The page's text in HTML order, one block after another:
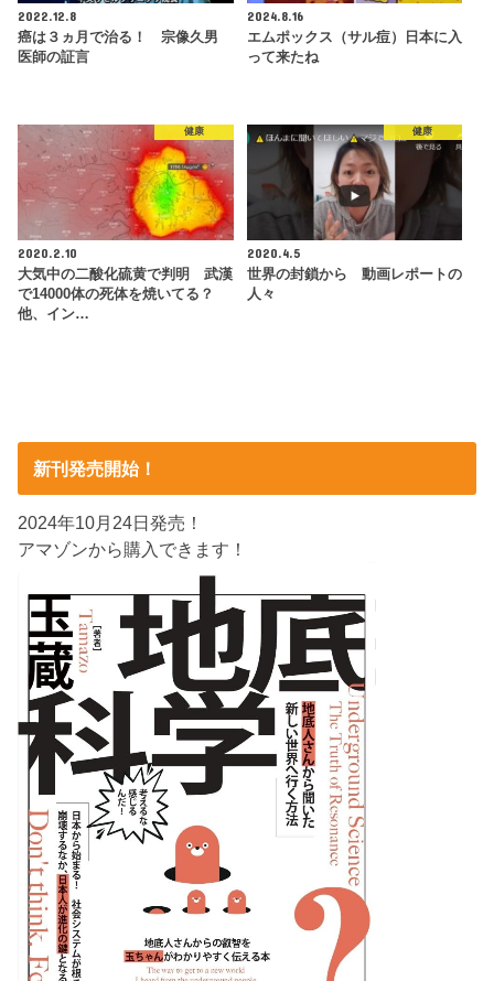
2022.12.8
癌は３ヵ月で治る！ 宗像久男
医師の証言
2024.8.16
エムポックス（サル痘）日本に入
って来たね
健康
2020.2.10
大気中の二酸化硫黄で判明 武漢
で14000体の死体を焼いてる？
他、イン…
健康
2020.4.5
世界の封鎖から 動画レポートの
人々
新刊発売開始！
2024年10月24日発売！
アマゾンから購入できます！